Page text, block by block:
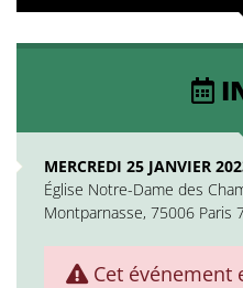
MERCREDI 25 JANVIER
Église Notre-Dame des
Montparnasse, 75006 Paris
Cet événement